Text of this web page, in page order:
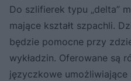
Do szlifierek typu „delta”
mające kształt szpachli.
będzie pomocne przy
wykładzin. Oferowane są
języczkowe